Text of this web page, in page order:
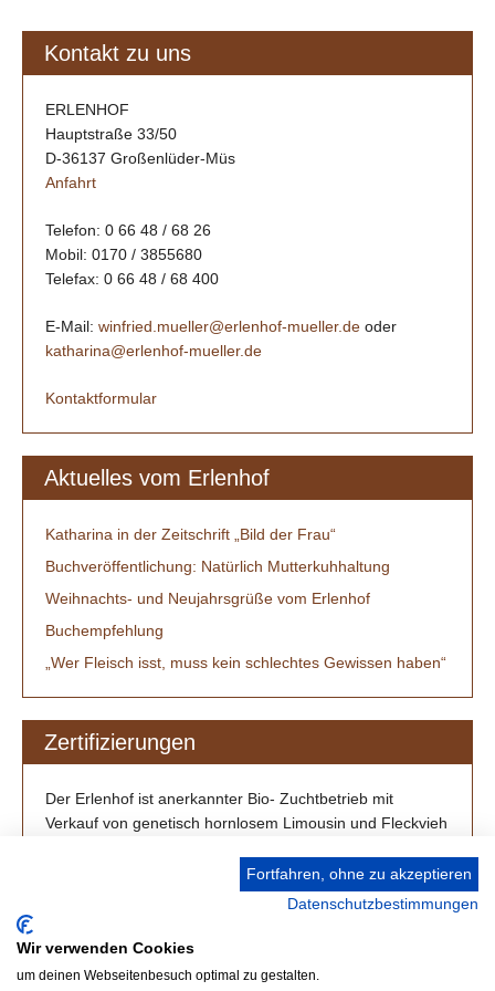
Kontakt zu uns
ERLENHOF
Hauptstraße 33/50
D-36137 Großenlüder-Müs
Anfahrt
Telefon: 0 66 48 / 68 26
Mobil: 0170 / 3855680
Telefax: 0 66 48 / 68 400
E-Mail: winfried.mueller@erlenhof-mueller.de oder
katharina@erlenhof-mueller.de
Kontaktformular
Aktuelles vom Erlenhof
Katharina in der Zeitschrift „Bild der Frau“
Buchveröffentlichung: Natürlich Mutterkuhhaltung
Weihnachts- und Neujahrsgrüße vom Erlenhof
Buchempfehlung
„Wer Fleisch isst, muss kein schlechtes Gewissen haben“
Zertifizierungen
Der Erlenhof ist anerkannter Bio- Zuchtbetrieb mit
Verkauf von genetisch hornlosem Limousin und Fleckvieh
Fortfahren, ohne zu akzeptieren
Datenschutzbestimmungen
Wir verwenden Cookies
um deinen Webseitenbesuch optimal zu gestalten.